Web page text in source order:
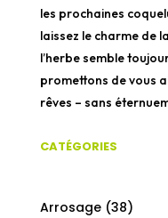
les prochaines
laissez le charme de
l’herbe semble
promettons de vous
rêves – sans
CATÉGORIES
Arrosage(38)